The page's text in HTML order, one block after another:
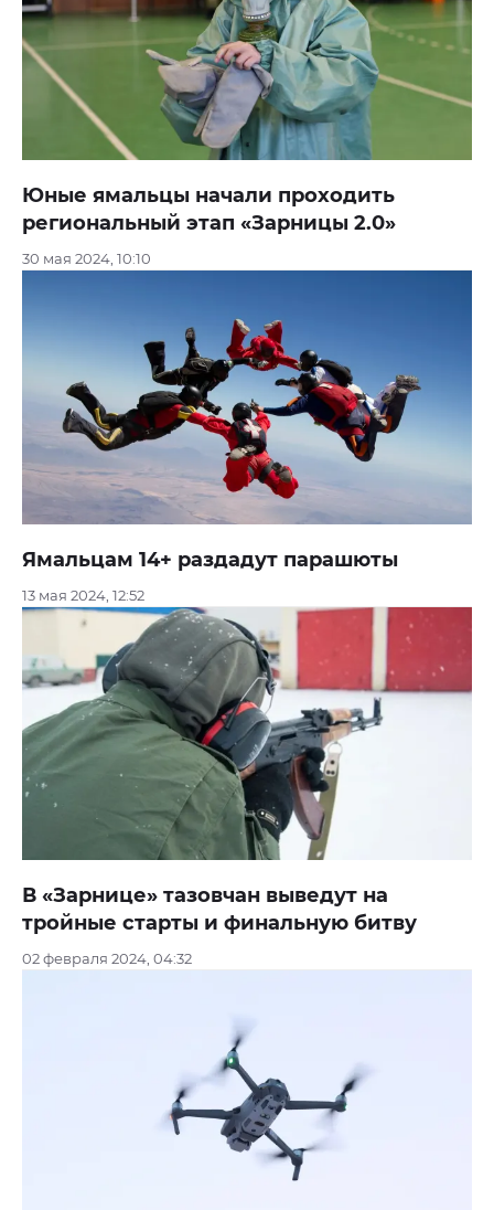
Юные ямальцы начали проходить
региональный этап «Зарницы 2.0»
30 мая 2024, 10:10
Ямальцам 14+ раздадут парашюты
13 мая 2024, 12:52
В «Зарнице» тазовчан выведут на
тройные старты и финальную битву
02 февраля 2024, 04:32